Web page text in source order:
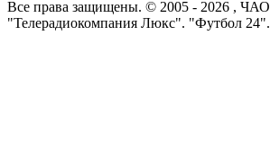
Все права защищены. © 2005 - 2026 , ЧАО
"Телерадиокомпания Люкс". "Футбол 24".